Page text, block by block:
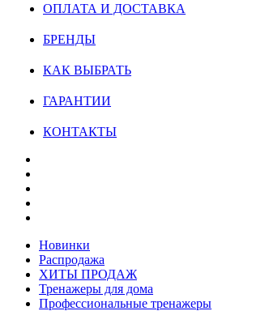
ОПЛАТА И ДОСТАВКА
БРЕНДЫ
КАК ВЫБРАТЬ
ГАРАНТИИ
КОНТАКТЫ
Новинки
Распродажа
ХИТЫ ПРОДАЖ
Тренажеры для дома
Профессиональные тренажеры